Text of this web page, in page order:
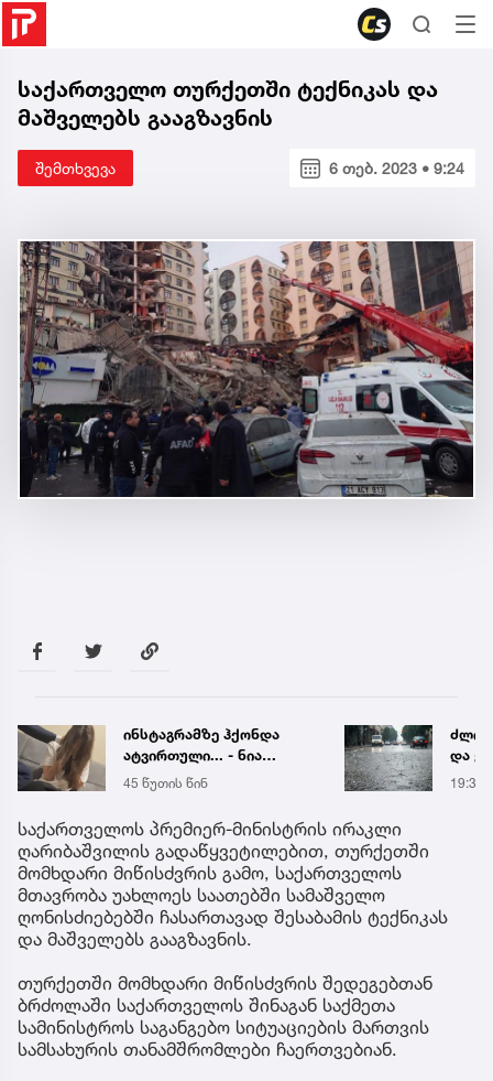
საქართველო თურქეთში ტექნიკას და
მაშველებს გააგზავნის
შემთხვევა 6 თებ. 2023 • 9:24
ინსტაგრამზე ჰქონდა
ატვირთული... - ნია
იმნაძის რომელ ფოტოზე
საუბრობს გიგა
ავალიანის დედა
45 წუთის წინ
და
19:38
საქართველოს პრემიერ-მინისტრის ირაკლი
ღარიბაშვილის გადაწყვეტილებით, თურქეთში
მომხდარი მიწისძვრის გამო, საქართველოს
მთავრობა უახლოეს საათებში სამაშველო
ღონისძიებებში ჩასართავად შესაბამის ტექნიკას
და მაშველებს გააგზავნის.
თურქეთში მომხდარი მიწისძვრის შედეგებთან
ბრძოლაში საქართველოს შინაგან საქმეთა
სამინისტროს საგანგებო სიტუაციების მართვის
სამსახურის თანამშრომლები ჩაერთვებიან.